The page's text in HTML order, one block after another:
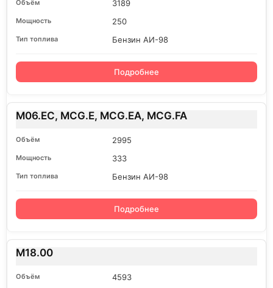
3189
250
Бензин АИ-98
Подробнее
M06.EC, MCG.E, MCG.EA, MCG.FA
2995
333
Бензин АИ-98
Подробнее
M18.00
4593